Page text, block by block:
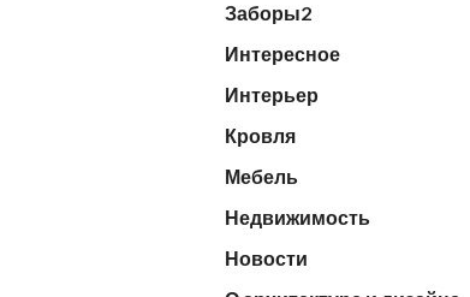
Заборы2
Интересное
Интерьер
Кровля
Мебель
Недвижимость
Новости